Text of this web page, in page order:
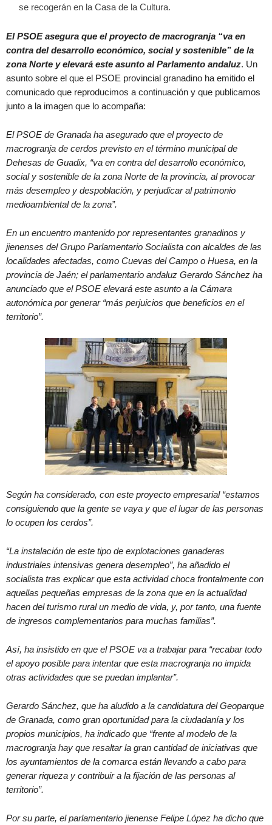
se recogerán en la Casa de la Cultura.
El PSOE asegura que el proyecto de macrogranja “va en
contra del desarrollo económico, social y sostenible” de la
zona Norte y elevará este asunto al Parlamento andaluz. Un
asunto sobre el que el PSOE provincial granadino ha emitido el
comunicado que reproducimos a continuación y que publicamos
junto a la imagen que lo acompaña:
El PSOE de Granada ha asegurado que el proyecto de
macrogranja de cerdos previsto en el término municipal de
Dehesas de Guadix, “va en contra del desarrollo económico,
social y sostenible de la zona Norte de la provincia, al provocar
más desempleo y despoblación, y perjudicar al patrimonio
medioambiental de la zona”.
En un encuentro mantenido por representantes granadinos y
jienenses del Grupo Parlamentario Socialista con alcaldes de las
localidades afectadas, como Cuevas del Campo o Huesa, en la
provincia de Jaén; el parlamentario andaluz Gerardo Sánchez ha
anunciado que el PSOE elevará este asunto a la Cámara
autonómica por generar “más perjuicios que beneficios en el
territorio”.
Según ha considerado, con este proyecto empresarial “estamos
consiguiendo que la gente se vaya y que el lugar de las personas
lo ocupen los cerdos”.
“La instalación de este tipo de explotaciones ganaderas
industriales intensivas genera desempleo”, ha añadido el
socialista tras explicar que esta actividad choca frontalmente con
aquellas pequeñas empresas de la zona que en la actualidad
hacen del turismo rural un medio de vida, y, por tanto, una fuente
de ingresos complementarios para muchas familias”.
Así, ha insistido en que el PSOE va a trabajar para “recabar todo
el apoyo posible para intentar que esta macrogranja no impida
otras actividades que se puedan implantar”.
Gerardo Sánchez, que ha aludido a la candidatura del Geoparque
de Granada, como gran oportunidad para la ciudadanía y los
propios municipios, ha indicado que “frente al modelo de la
macrogranja hay que resaltar la gran cantidad de iniciativas que
los ayuntamientos de la comarca están llevando a cabo para
generar riqueza y contribuir a la fijación de las personas al
territorio”.
Por su parte, el parlamentario jienense Felipe López ha dicho que